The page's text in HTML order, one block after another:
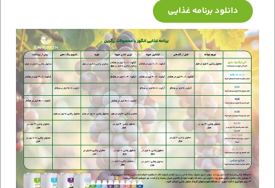
دانلود برنامه غذایی